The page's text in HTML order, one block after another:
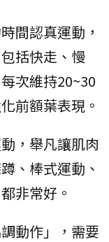
間認真運動，
括快走、慢
次維持20~30
前額葉表現。
，舉凡讓肌肉
、棒式運動、
非常好。
動作」，需要